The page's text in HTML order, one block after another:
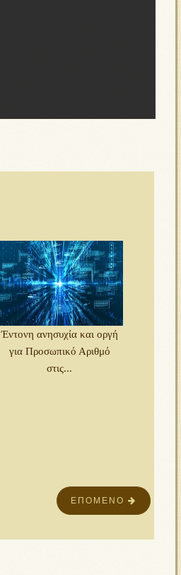
Έντονη ανησυχία και οργή
για Προσωπικό Αριθμό
στις...
ΕΠΌΜΕΝΟ